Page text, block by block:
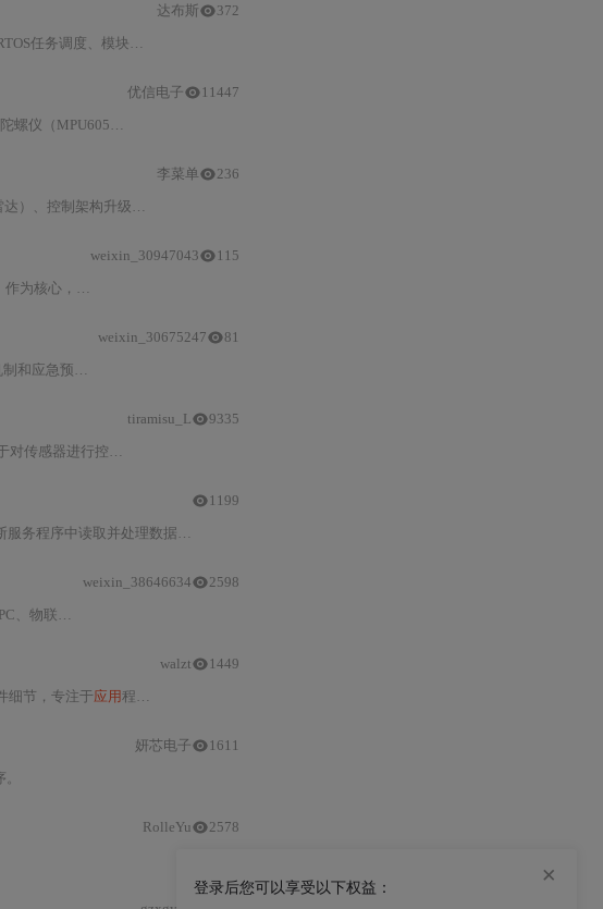
发、串级PID与模糊自适应控制、多传感器数据融合及二维码
达布斯 372
）、激光测距（
优信电子 11447
本文梳理全国大学生电子设计大赛小车赛题从2011年循迹到2025年协同的技术演进路径，涵盖传感器融合（红外/超声波/OpenMV/毫米波雷达）、控制架构升级（单MCU→异构计算+RTOS）、轻量级SLAM实现（RPLIDAR+Cartographer/VINS-Mono）及车路协同（ESP-NOW/LoRa/PTP同步）等关键技术，并提出模块化备赛方案与硬件选型建议。
李菜单 236
感器数据采集、算法决策与执行机构驱动，形成一个完整的闭环控制系统。这项技术的核心价值在于能够将抽象算法转化为精确的物理动作，广泛
weixin_30947043 115
在嵌入式开发与软件工程实践中，项目资源协调与供应链管理是确保项目按时交付的核心能力。其原理在于通过系统化的风险管理、沟通机制和应急预案，应对外部依赖项的阻塞风险，从而保障开发流程的顺畅。这项技术的价值在于将团队从被动的“救火”状态转变为主动的规划者，显著提升在电子设计竞赛、黑客松及产品原型开发等高压场景下的成功率。
weixin_30675247 81
对传感器进行控制。
tiramisu_L 9335
务程序中读取并处理数据。6.
1199
与易集成性
weixin_38646634 2598
细节，专注于应用程序逻辑。
walzt 1449
妍芯电子 1611
RolleYu 2578
登录后您可以享受以下权益： ×